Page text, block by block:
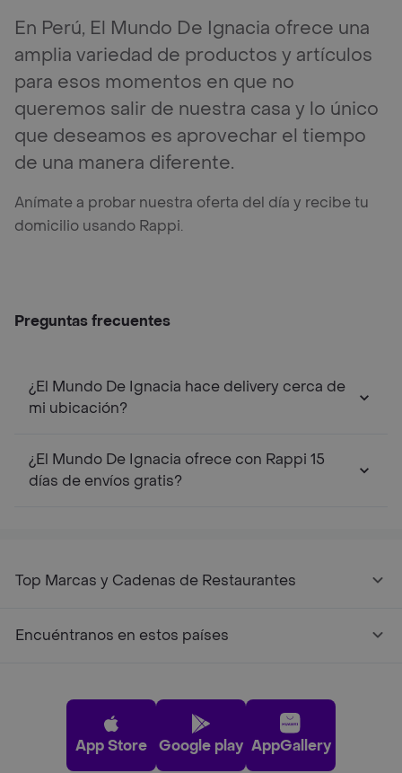
En Perú, El Mundo De Ignacia ofrece una
amplia variedad de productos y artículos
para esos momentos en que no
queremos salir de nuestra casa y lo único
que deseamos es aprovechar el tiempo
de una manera diferente.
Anímate a probar nuestra oferta del día y recibe tu
domicilio usando Rappi.
Preguntas frecuentes
¿El Mundo De Ignacia hace delivery cerca de
mi ubicación?
¿El Mundo De Ignacia ofrece con Rappi 15
días de envíos gratis?
Top Marcas y Cadenas de Restaurantes
Encuéntranos en estos países
App Store Google play AppGallery